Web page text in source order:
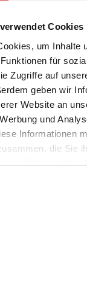
Cookies
um Inhalte
für
Zugriffe auf
geben wir
Website an
und
Informationen
die Sie
der Serie